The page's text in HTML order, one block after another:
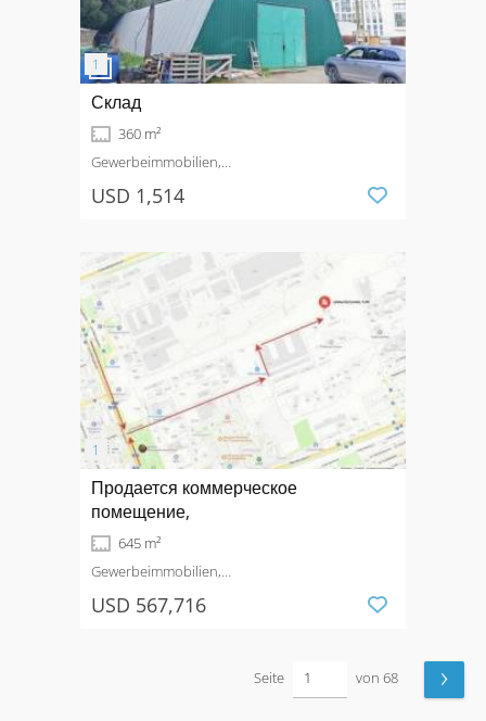
Склад
360 m²
Gewerbeimmobilien,
USD 1,514
Продается коммерческое
помещение,
645 m²
Gewerbeimmobilien,
USD 567,716
Seite von 68 ›